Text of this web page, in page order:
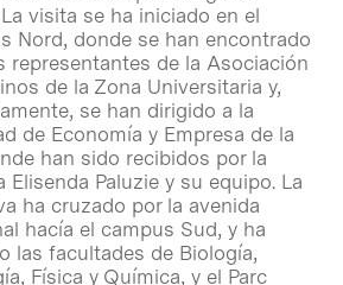
visita se ha iniciado en el
Nord, donde se han encontrado
representantes de la Asociación
de la Zona Universitaria y,
se han dirigido a la
de Economía y Empresa de la
han sido recibidos por la
Elisenda Paluzie y su equipo. La
ha cruzado por la avenida
hacía el campus Sud, y ha
las facultades de Biología,
Física y Química, y el Parc